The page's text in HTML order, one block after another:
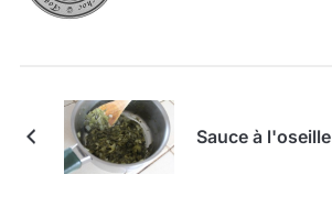
Sauce à l'oseille